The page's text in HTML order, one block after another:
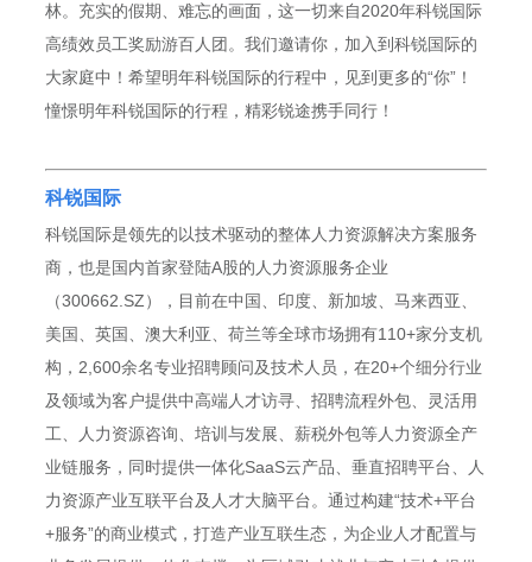
林。充实的假期、难忘的画面，这一切来自2020年科锐国际
高绩效员工奖励游百人团。我们邀请你，加入到科锐国际的
大家庭中！希望明年科锐国际的行程中，见到更多的“你”！
憧憬明年科锐国际的行程，精彩锐途携手同行！
科锐国际
科锐国际是领先的以技术驱动的整体人力资源解决方案服务
商，也是国内首家登陆A股的人力资源服务企业
（300662.SZ），目前在中国、印度、新加坡、马来西亚、
美国、英国、澳大利亚、荷兰等全球市场拥有110+家分支机
构，2,600余名专业招聘顾问及技术人员，在20+个细分行业
及领域为客户提供中高端人才访寻、招聘流程外包、灵活用
工、人力资源咨询、培训与发展、薪税外包等人力资源全产
业链服务，同时提供一体化SaaS云产品、垂直招聘平台、人
力资源产业互联平台及人才大脑平台。通过构建“技术+平台
+服务”的商业模式，打造产业互联生态，为企业人才配置与